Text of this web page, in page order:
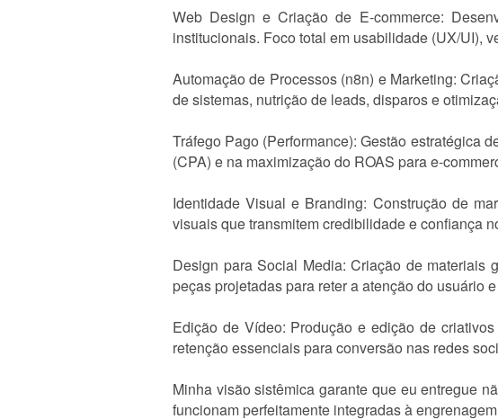
Web Design e Criação de E-commerce:
institucionais. Foco total em usabilidade (UX/UI),
Automação de Processos (n8n) e Marketing:
de sistemas, nutrição de leads, disparos e
Tráfego Pago (Performance): Gestão estratégica
(CPA) e na maximização do ROAS para e-
Identidade Visual e Branding: Construção de
visuais que transmitem credibilidade e confiança
Design para Social Media: Criação de materiais
peças projetadas para reter a atenção do usuário
Edição de Vídeo: Produção e edição de
retenção essenciais para conversão nas redes
Minha visão sistêmica garante que eu entregue
funcionam perfeitamente integradas à